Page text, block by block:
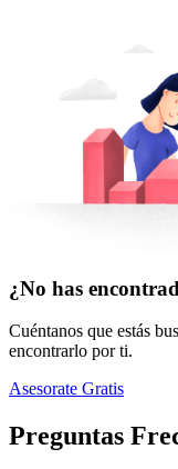
¿No has
Cuéntanos que estás
encontrarlo por ti.
Asesorate Gratis
Preguntas